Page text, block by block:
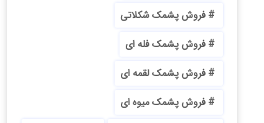
فروش پشمک شکلاتی
فروش پشمک فله ای
فروش پشمک لقمه ای
فروش پشمک میوه ای